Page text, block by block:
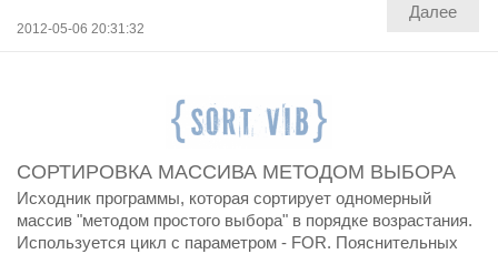
2012-05-06 20:31:32
Далее
СОРТИРОВКА МАССИВА МЕТОДОМ ВЫБОРА
Исходник программы, которая сортирует одномерный
массив "методом простого выбора" в порядке возрастания.
Используется цикл с параметром - FOR. Пояснительных